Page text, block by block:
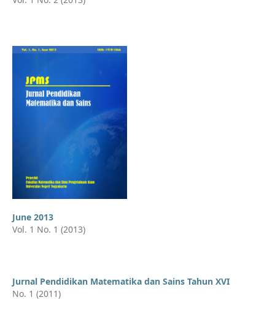
June 2013
Vol. 1 No. 1 (2013)
Jurnal Pendidikan Matematika dan Sains Tahun XVI
No. 1 (2011)